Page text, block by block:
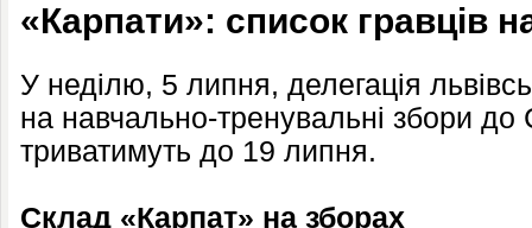
«Карпати»: список гравців
У неділю, 5 липня, делегація
на навчально-тренувальні збори до
триватимуть до 19 липня.
Склад «Карпат» на зборах